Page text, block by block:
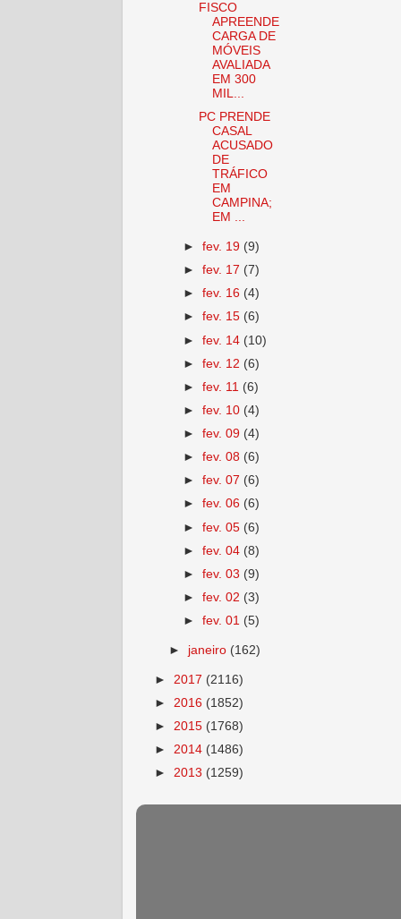
FISCO
APREENDE
CARGA DE
MÓVEIS
AVALIADA
EM 300
MIL...
PC PRENDE
CASAL
ACUSADO
DE
TRÁFICO
EM
CAMPINA;
EM ...
►fev. 19 (9)
►fev. 17 (7)
►fev. 16 (4)
►fev. 15 (6)
►fev. 14 (10)
►fev. 12 (6)
►fev. 11 (6)
►fev. 10 (4)
►fev. 09 (4)
►fev. 08 (6)
►fev. 07 (6)
►fev. 06 (6)
►fev. 05 (6)
►fev. 04 (8)
►fev. 03 (9)
►fev. 02 (3)
►fev. 01 (5)
► janeiro (162)
► 2017 (2116)
► 2016 (1852)
► 2015 (1768)
► 2014 (1486)
► 2013 (1259)